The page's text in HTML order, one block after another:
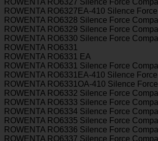
ROWENTA RO6327 Silence Force
ROWENTA RO6327EA-410 Silence
ROWENTA RO6328 Silence Force
ROWENTA RO6329 Silence Force
ROWENTA RO6330 Silence Force
ROWENTA RO6331
ROWENTA RO6331 EA
ROWENTA RO6331 Silence Force
ROWENTA RO6331EA-410 Silence
ROWENTA RO6331OA-410 Silence
ROWENTA RO6332 Silence Force
ROWENTA RO6333 Silence Force
ROWENTA RO6334 Silence Force
ROWENTA RO6335 Silence Force
ROWENTA RO6336 Silence Force
ROWENTA RO6337 Silence Force